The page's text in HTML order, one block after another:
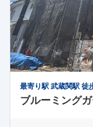
最寄り駅 武蔵関駅 徒
ブルーミング